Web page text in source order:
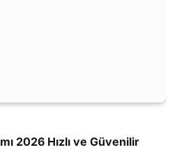
2026 Hızlı ve Güvenilir